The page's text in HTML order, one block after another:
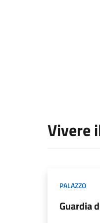
Vivere
PALAZZO
Guardia